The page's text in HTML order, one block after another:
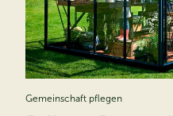
Gemeinschaft pflegen